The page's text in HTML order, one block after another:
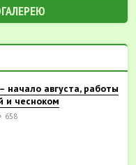
начало августа, работы
и чесноком
658